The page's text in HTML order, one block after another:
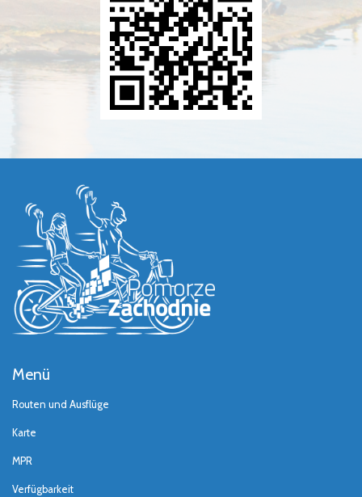
Menü
Routen und Ausflüge
Karte
MPR
Verfügbarkeit